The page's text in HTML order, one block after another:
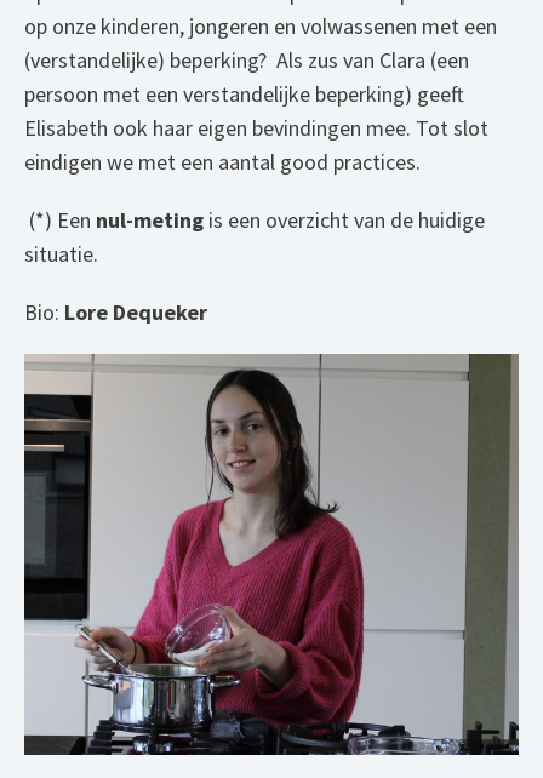
op onze kinderen, jongeren en volwassenen met een
(verstandelijke) beperking? Als zus van Clara (een
persoon met een verstandelijke beperking) geeft
Elisabeth ook haar eigen bevindingen mee. Tot slot
eindigen we met een aantal good practices.
(*) Een nul-meting is een overzicht van de huidige
situatie.
Bio: Lore Dequeker